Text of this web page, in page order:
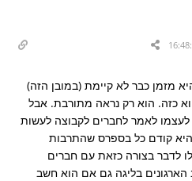
מזמן כבר לא קיימת (במובן הזה)
כזה. הוא רק נראה מתורבת. אבל
לאמר לחברים לקבוצה לעשות
קודם כל בספרס שהתרבות
לדבר בצורה כזאת עם חברים
הארגונים בליגה גם אם הוא חשב